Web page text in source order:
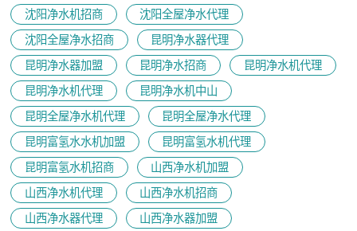
沈阳净水机招商
沈阳全屋净水代理
沈阳全屋净水招商
昆明净水器代理
昆明净水器加盟
昆明净水招商
昆明净水机代理
昆明净水机代理
昆明净水机中山
昆明全屋净水机代理
昆明全屋净水代理
昆明富氢水水机加盟
昆明富氢水机代理
昆明富氢水机招商
山西净水机加盟
山西净水机代理
山西净水机招商
山西净水器代理
山西净水器加盟